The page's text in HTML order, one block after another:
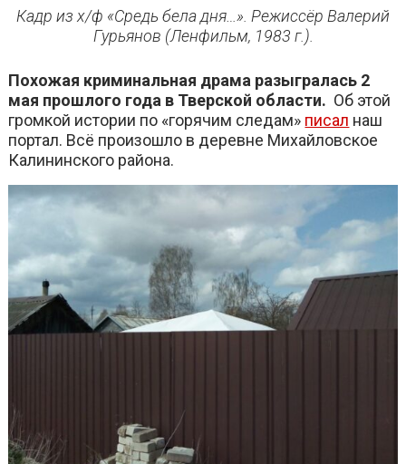
Кадр из х/ф «Средь бела дня…». Режиссёр Валерий
Гурьянов (Ленфильм, 1983 г.).
Похожая криминальная драма разыгралась 2
мая прошлого года в Тверской области. Об этой
громкой истории по «горячим следам» писал наш
портал. Всё произошло в деревне Михайловское
Калининского района.